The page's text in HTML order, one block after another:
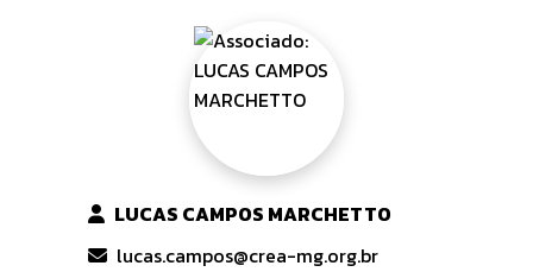
LUCAS CAMPOS MARCHETTO
lucas.campos@crea-mg.org.br